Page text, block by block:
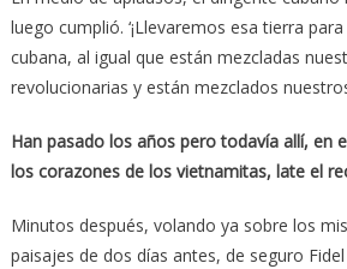
luego cumplió. ‘¡Llevaremos esa tierra
cubana, al igual que están mezcladas
revolucionarias y están mezclados
Han pasado los años pero todavía allí, en
los corazones de los vietnamitas, late el
Minutos después, volando ya sobre los
paisajes de dos días antes, de seguro